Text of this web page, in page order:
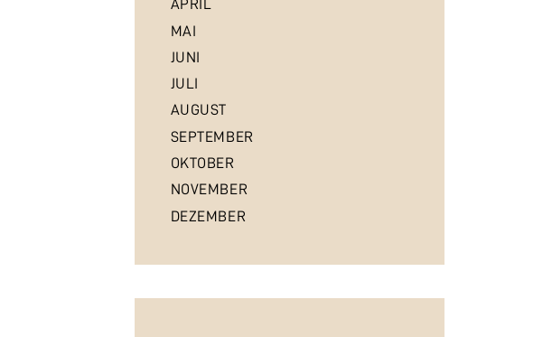
APRIL
MAI
JUNI
JULI
AUGUST
SEPTEMBER
OKTOBER
NOVEMBER
DEZEMBER